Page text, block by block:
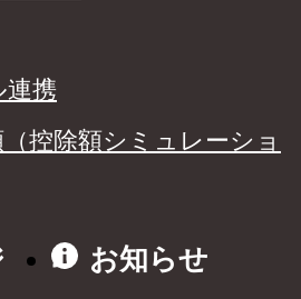
連携
控除額シミュレーショ
お知らせ